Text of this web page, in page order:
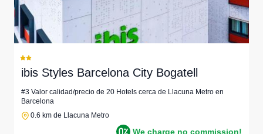
ibis Styles Barcelona City Bogatell
#3 Valor calidad/precio de 20 Hotels cerca de Llacuna Metro en
Barcelona
0.6 km de Llacuna Metro
We charge no commission!